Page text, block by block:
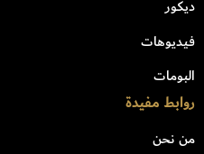
ديكور
فيديوهات
البومات
روابط مفيدة
من نحن